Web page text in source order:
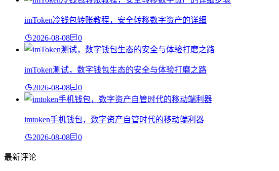
imToken冷钱包转账教程，安全转移数字资产的详细
2026-08-08 0
imToken测试，数字钱包生态的安全与体验打磨之路
2026-08-08 0
imtoken手机钱包，数字资产自管时代的移动端利器
2026-08-08 0
最新评论